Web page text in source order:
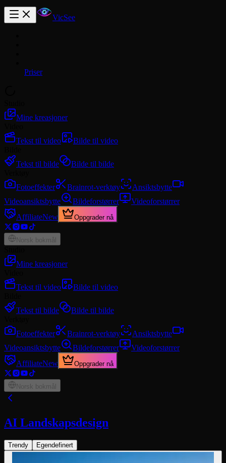
VicSee
Priser
Mine kreasjoner
Tekst til video
Bilde til video
Tekst til bilde
Bilde til bilde
Fotoeffekter
Brainrot-verktøy
Ansiktsbytte
Videoansiktsbytte
Bildeforstørrer
Videoforstørrer
AffiliateNew Oppgrader nå
Norsk bokmål
Mine kreasjoner
Tekst til video
Bilde til video
Tekst til bilde
Bilde til bilde
Fotoeffekter
Brainrot-verktøy
Ansiktsbytte
Videoansiktsbytte
Bildeforstørrer
Videoforstørrer
AffiliateNew Oppgrader nå
Norsk bokmål
AI Landskapsdesign
Trendy Egendefinert